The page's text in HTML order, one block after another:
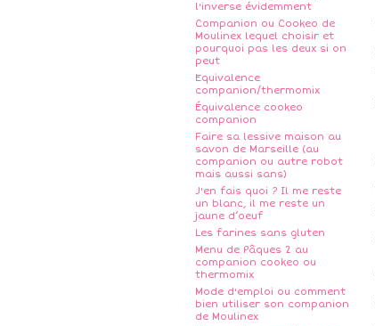
l'inverse évidemment
Companion ou Cookeo de
Moulinex lequel choisir et
pourquoi pas les deux si on
peut
Equivalence
companion/thermomix
Équivalence cookeo
companion
Faire sa lessive maison au
savon de Marseille (au
companion ou autre robot
mais aussi sans)
J'en fais quoi ? Il me reste
un blanc, il me reste un
jaune d’oeuf
Les farines sans gluten
Menu de Pâques 2 au
companion cookeo ou
thermomix
Mode d'emploi ou comment
bien utiliser son companion
de Moulinex